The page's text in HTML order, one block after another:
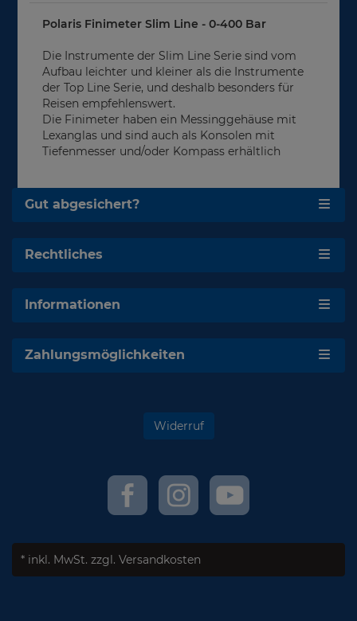
Polaris Finimeter Slim Line - 0-400 Bar
Die Instrumente der Slim Line Serie sind vom
Aufbau leichter und kleiner als die Instrumente
der Top Line Serie, und deshalb besonders für
Reisen empfehlenswert.
Die Finimeter haben ein Messinggehäuse mit
Lexanglas und sind auch als Konsolen mit
Tiefenmesser und/oder Kompass erhältlich
Gut abgesichert?
Rechtliches
Informationen
Zahlungsmöglichkeiten
Widerruf
* inkl. MwSt. zzgl. Versandkosten